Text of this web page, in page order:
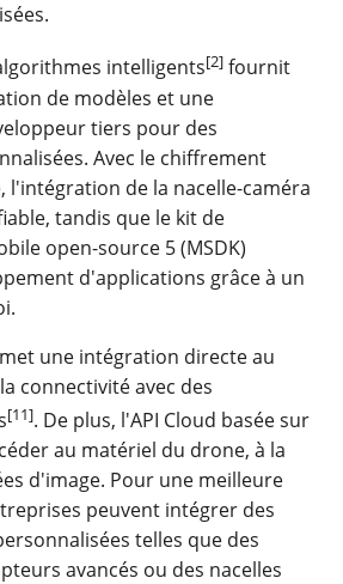
intelligents[2] fournit
de modèles et une
tiers pour des
Avec le chiffrement
l'intégration de la nacelle-caméra
tandis que le kit de
open-source 5 (MSDK)
d'applications grâce à un
une intégration directe au
connectivité avec des
[11]. De plus, l'API Cloud basée sur
au matériel du drone, à la
d'image. Pour une meilleure
peuvent intégrer des
telles que des
avancés ou des nacelles